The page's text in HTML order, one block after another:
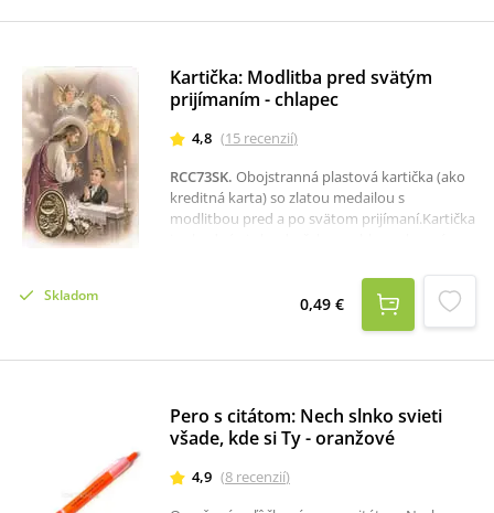
Kellenbergera a je výborným darčekom na
Kartička: Modlitba pred svätým
prijímaním - chlapec
4,8 (15 recenzií)
RCC73SK. Obojstranná plastová kartička (ako
kreditná karta) so zlatou medailou s
modlitbou pred a po svätom prijímaní.Kartička
Skladom 0,49 €
Pero s citátom: Nech slnko svieti
všade, kde si Ty - oranžové
4,9 (8 recenzií)